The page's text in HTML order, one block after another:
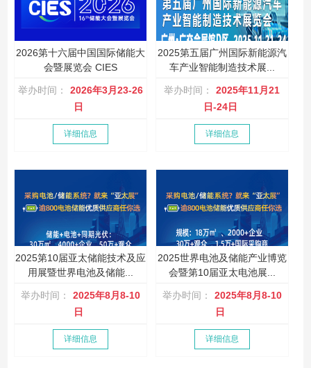
2026第十六届中国国际储能大
会暨展览会 CIES
举办时间：
2026年3月23-26
日
详细信息
2025第五届广州国际新能源汽
车产业智能制造技术展...
举办时间：
2025年11月21
日-24日
详细信息
2025第10届亚太储能技术及应
用展暨世界电池及储能...
举办时间：
2025年8月8-10
日
详细信息
2025世界电池及储能产业博览
会暨第10届亚太电池展...
举办时间：
2025年8月8-10
日
详细信息